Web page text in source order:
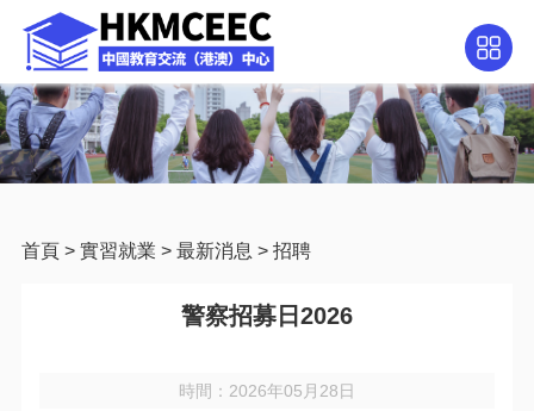
首頁> 實習就業 > 最新消息 > 招聘
警察招募日2026
時間：2026年05月28日